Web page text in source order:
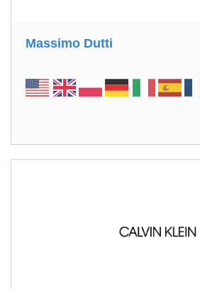
Massimo Dutti